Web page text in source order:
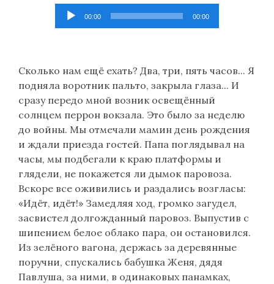
Lecteur00:00 00:00
Сколько нам ещё ехать? Два, три, пять часов... Я
подняла воротник пальто, закрыла глаза... И
сразу передо мной возник освещённый
солнцем перрон вокзала. Это было за неделю
до войны. Мы отмечали мамин день рождения
и ждали приезда гостей. Папа поглядывал на
часы, мы подбегали к краю платформы и
глядели, не покажется ли дымок паровоза.
Вскоре все оживились и раздались возгласы:
«Идёт, идёт!» Замедляя ход, громко загудел,
засвистел долгожданный паровоз. Выпустив с
шипением белое облако пара, он остановился.
Из зелёного вагона, держась за деревянные
поручни, спускались бабушка Женя, дядя
Павлуша, за ними, в одинаковых панамках,